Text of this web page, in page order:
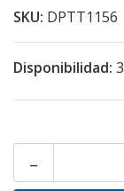
SKU: DPTT1156
Disponibilidad: 3
-